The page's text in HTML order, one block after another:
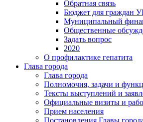
Обратная связь
Бюджет для граждан
Муниципальный
Общественные
Задать вопрос
2020
О профилактике гепатита
Глава города
Глава города
Полномочия, задачи и
Тексты выступлений и
Официальные визиты и
Прием населения
Постановления Главы